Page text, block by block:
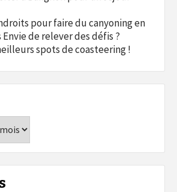
pour faire du canyoning en
Envie de relever des défis ?
spots de coasteering !